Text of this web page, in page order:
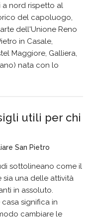
a nord rispetto al
del capoluogo,
dell'Unione Reno
in Casale,
Maggiore, Galliera,
nata con lo
utili per chi
San Pietro
sottolineano come il
sia una delle attività
in assoluto.
significa in
cambiare le